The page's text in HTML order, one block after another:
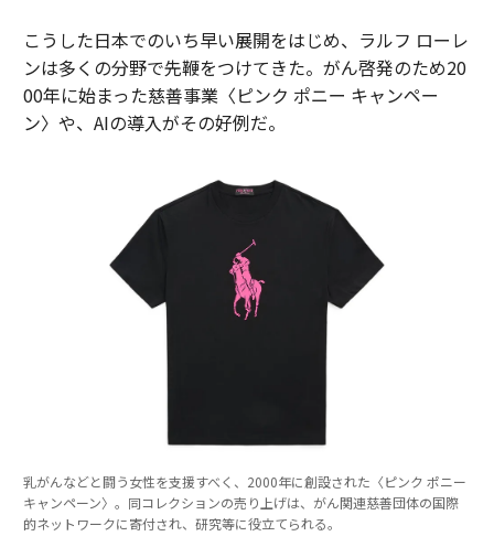
こうした日本でのいち早い展開をはじめ、ラルフ ローレ
ンは多くの分野で先鞭をつけてきた。がん啓発のため20
00年に始まった慈善事業〈ピンク ポニー キャンペー
ン〉や、AIの導入がその好例だ。
乳がんなどと闘う女性を支援すべく、2000年に創設された〈ピンク ポニー
キャンペーン〉。同コレクションの売り上げは、がん関連慈善団体の国際
的ネットワークに寄付され、研究等に役立てられる。